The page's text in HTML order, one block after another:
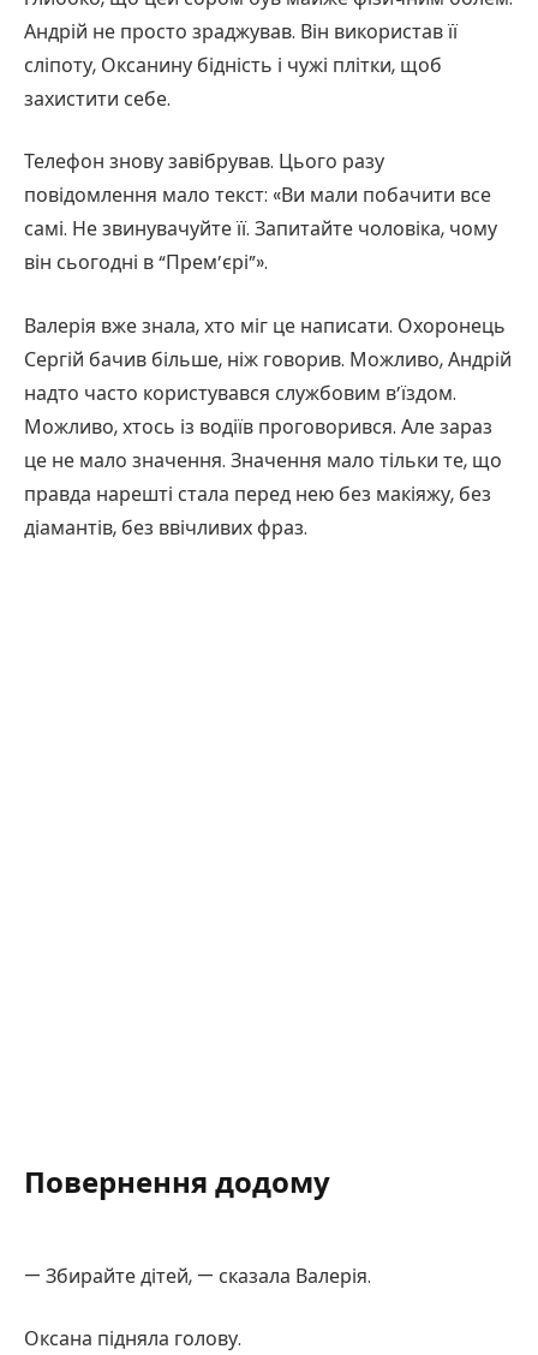
Андрій не просто зраджував. Він використав її
сліпоту, Оксанину бідність і чужі плітки, щоб
захистити себе.
Телефон знову завібрував. Цього разу
повідомлення мало текст: «Ви мали побачити все
самі. Не звинувачуйте її. Запитайте чоловіка, чому
він сьогодні в “Прем’єрі”».
Валерія вже знала, хто міг це написати. Охоронець
Сергій бачив більше, ніж говорив. Можливо, Андрій
надто часто користувався службовим в’їздом.
Можливо, хтось із водіїв проговорився. Але зараз
це не мало значення. Значення мало тільки те, що
правда нарешті стала перед нею без макіяжу, без
діамантів, без ввічливих фраз.
Повернення додому
— Збирайте дітей, — сказала Валерія.
Оксана підняла голову.